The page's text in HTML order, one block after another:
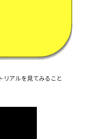
リアルを見てみること